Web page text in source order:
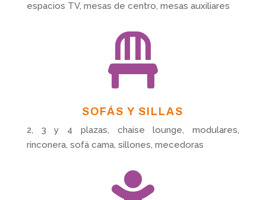
espacios TV, mesas de centro, mesas auxiliares

SOFÁS Y SILLAS
2, 3 y 4 plazas, chaise lounge, modulares,
rinconera, sofá cama, sillones, mecedoras